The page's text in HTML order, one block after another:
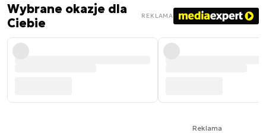
Wybrane okazje dla
Ciebie
REKLAMA
Reklama